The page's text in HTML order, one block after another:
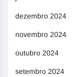
dezembro 2024
novembro 2024
outubro 2024
setembro 2024